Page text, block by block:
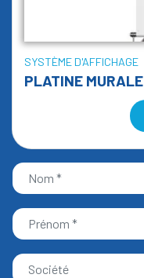
SYSTÈME D'AFFICHAGE
PLATINE MURALE